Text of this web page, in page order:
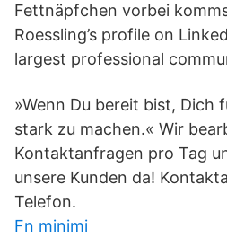
Fettnäpfchen vorbei
Roessling’s profile on
largest professional
»Wenn Du bereit bist, Dich
stark zu machen.« Wir
Kontaktanfragen pro Tag
unsere Kunden da!
Telefon.
Fn minimi